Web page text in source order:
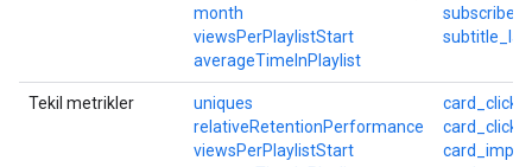
month
viewsPerPlaylistStart
averageTimeInPlaylist
Tekil metrikler
uniques
relativeRetentionPerformance
viewsPerPlaylistStart
card_clicks